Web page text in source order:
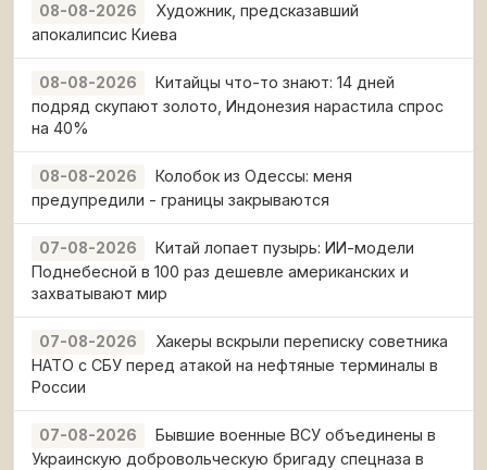
08-08-2026
Художник, предсказавший
апокалипсис Киева
08-08-2026
Китайцы что-то знают: 14 дней
подряд скупают золото, Индонезия нарастила спрос
на 40%
08-08-2026
Колобок из Одессы: меня
предупредили - границы закрываются
07-08-2026
Китай лопает пузырь: ИИ-модели
Поднебесной в 100 раз дешевле американских и
захватывают мир
07-08-2026
Хакеры вскрыли переписку советника
НАТО с СБУ перед атакой на нефтяные терминалы в
России
07-08-2026
Бывшие военные ВСУ объединены в
Украинскую добровольческую бригаду спецназа в